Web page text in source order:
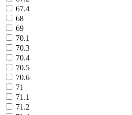
67.4
68
69
70.1
70.3
70.4
70.5
70.6
71
71.1
71.2